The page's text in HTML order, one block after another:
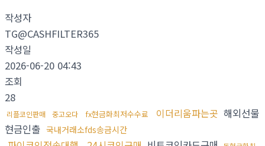
작성자
TG@CASHFILTER365
작성일
2026-06-20 04:43
조회
28
리플코인판매 중고오다 fx현금화최저수수료 이더리움파는곳 해외선물
현금인출 국내거래소fds송금시간